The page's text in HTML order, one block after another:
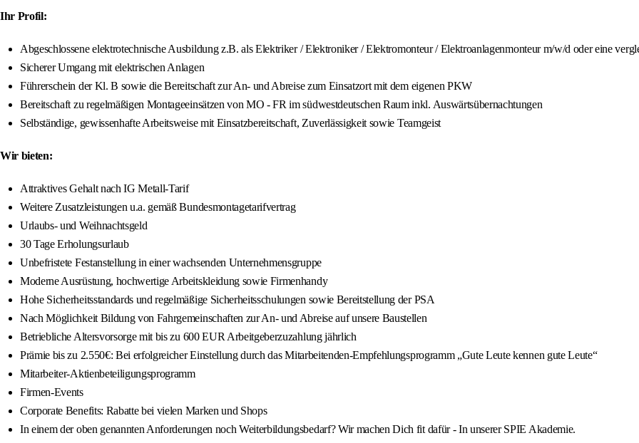
Ihr Profil:
Abgeschlossene elektrotechnische Ausbildung z.B. als Elektriker / Elektroniker / Elektromonteur / Elektroanlagenmonteur m/w/d oder eine
Sicherer Umgang mit elektrischen Anlagen
Führerschein der Kl. B sowie die Bereitschaft zur An- und Abreise zum Einsatzort mit dem eigenen PKW
Bereitschaft zu regelmäßigen Montageeinsätzen von MO - FR im südwestdeutschen Raum inkl. Auswärtsübernachtungen
Selbständige, gewissenhafte Arbeitsweise mit Einsatzbereitschaft, Zuverlässigkeit sowie Teamgeist
Wir bieten:
Attraktives Gehalt nach IG Metall-Tarif
Weitere Zusatzleistungen u.a. gemäß Bundesmontagetarifvertrag
Urlaubs- und Weihnachtsgeld
30 Tage Erholungsurlaub
Unbefristete Festanstellung in einer wachsenden Unternehmensgruppe
Moderne Ausrüstung, hochwertige Arbeitskleidung sowie Firmenhandy
Hohe Sicherheitsstandards und regelmäßige Sicherheitsschulungen sowie Bereitstellung der PSA
Nach Möglichkeit Bildung von Fahrgemeinschaften zur An- und Abreise auf unsere Baustellen
Betriebliche Altersvorsorge mit bis zu 600 EUR Arbeitgeberzuzahlung jährlich
Prämie bis zu 2.550€: Bei erfolgreicher Einstellung durch das Mitarbeitenden-Empfehlungsprogramm „Gute Leute kennen gute Leute“
Mitarbeiter-Aktienbeteiligungsprogramm
Firmen-Events
Corporate Benefits: Rabatte bei vielen Marken und Shops
In einem der oben genannten Anforderungen noch Weiterbildungsbedarf? Wir machen Dich fit dafür - In unserer SPIE Akademie.